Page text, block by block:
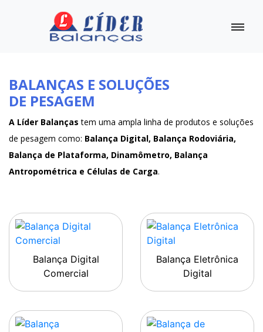
BALANÇAS E SOLUÇÕES
DE PESAGEM
A Líder Balanças tem uma ampla linha de produtos e soluções
de pesagem como: Balança Digital, Balança Rodoviária,
Balança de Plataforma, Dinamômetro, Balança
Antropométrica e Células de Carga.
Balança Digital
Comercial
Balança Eletrônica
Digital